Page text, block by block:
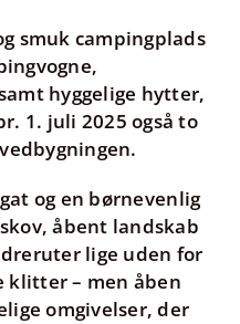
smuk campingplads
hyggelige hytter,
1. juli 2025 ogsåto
.
og en børnevenlig
skov, åbent landskab
lige uden for
klitter – men åben
omgivelser, der